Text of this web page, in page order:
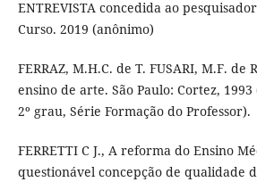
ENTREVISTA concedida ao
Curso. 2019 (anônimo)
FERRAZ, M.H.C. de T. FUSARI, M.F. de
ensino de arte. São Paulo: Cortez,
2º grau, Série Formação do Professor).
FERRETTI C J., A reforma do Ensino
questionável concepção de qualidade